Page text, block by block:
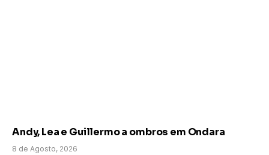
Andy, Lea e Guillermo a ombros em Ondara
8 de Agosto, 2026